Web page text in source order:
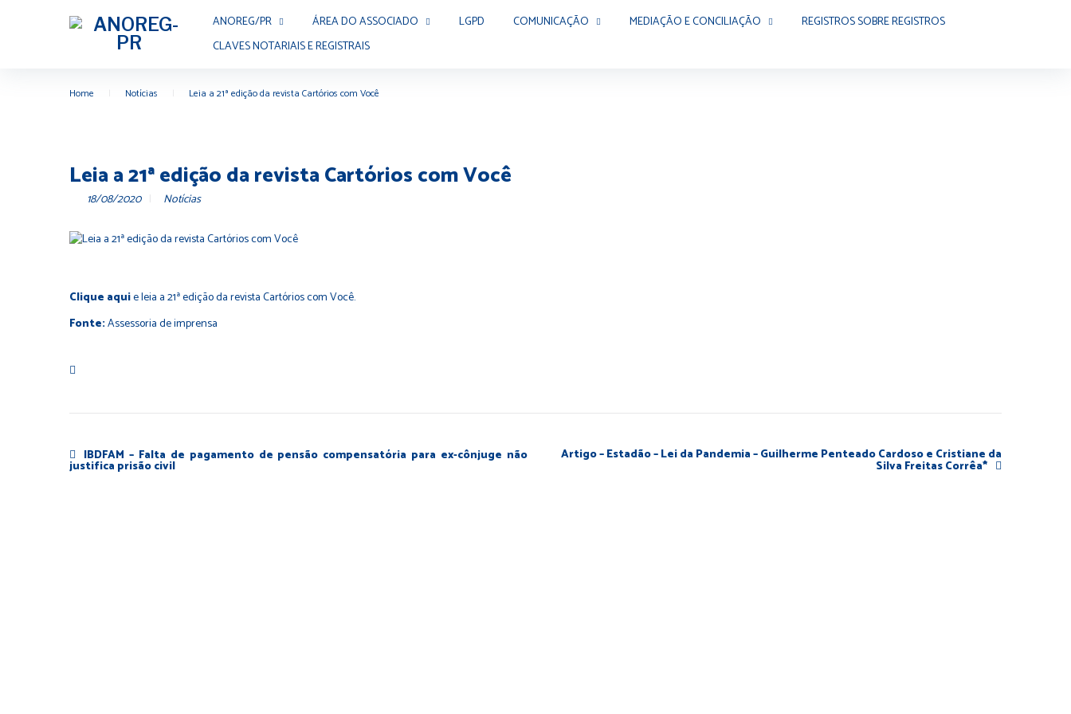
ANOREG/PR ÁREA DO ASSOCIADO LGPD COMUNICAÇÃO MEDIAÇÃO E CONCILIAÇÃO
REGISTROS SOBRE REGISTROS
CLAVES NOTARIAIS E REGISTRAIS
Home Notícias Leia a 21ª edição da revista Cartórios com Você
Leia a 21ª edição da revista Cartórios com Você
18/08/2020 Notícias
Clique aquie leia a 21ª edição da revista Cartórios com Você.
Fonte:Assessoria de imprensa
IBDFAM – Falta de pagamento de pensão compensatória para ex-cônjuge não
justifica prisão civil
Artigo – Estadão – Lei da Pandemia – Guilherme Penteado Cardoso e Cristiane da
Silva Freitas Corrêa*